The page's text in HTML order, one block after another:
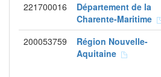
221700016
Département de la
Charente-Maritime
200053759
Région Nouvelle-
Aquitaine